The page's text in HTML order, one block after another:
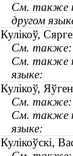
См. также
другом
Кулікоў,
См. также:
См. также
языке:
Кулікоў,
См. также:
См. также
языке:
Кулікоўскі,